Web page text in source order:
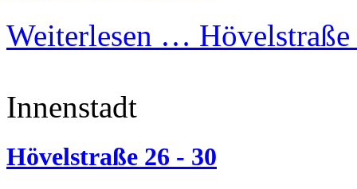
Weiterlesen …
Innenstadt
Hövelstraße 26 - 30